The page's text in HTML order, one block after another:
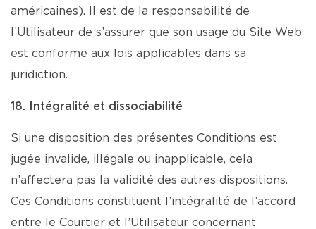
américaines). Il est de la responsabilité de
l’Utilisateur de s’assurer que son usage du Site Web
est conforme aux lois applicables dans sa
juridiction.
18. Intégralité et dissociabilité
Si une disposition des présentes Conditions est
jugée invalide, illégale ou inapplicable, cela
n’affectera pas la validité des autres dispositions.
Ces Conditions constituent l’intégralité de l’accord
entre le Courtier et l’Utilisateur concernant